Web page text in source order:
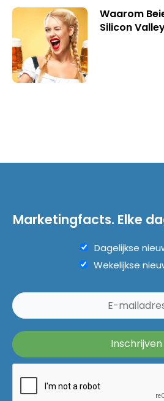
Waarom
Silicon
Marketingfacts. Elke
Dagelijkse
Wekelijkse